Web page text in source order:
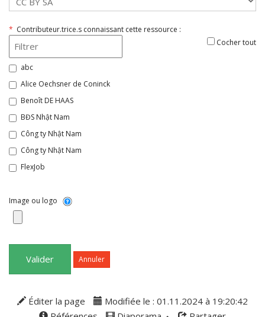
* Contributeur.trice.s connaissant cette ressource :
Cocher tout
abc
Alice Oechsner de Coninck
Benoît DE HAAS
BĐS Nhật Nam
Công ty Nhật Nam
Công ty Nhật Nam
FlexJob
Romain Lalande
thitruongbds247
Image ou logo
Valider Annuler
Éditer la page
Modifiée le : 01.11.2024 à 19:20:42